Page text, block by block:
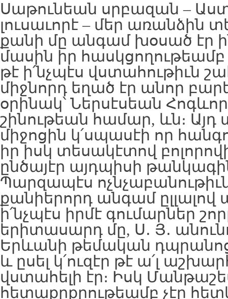
Սաթունեան սրբազան –
լուսաւորէ – մեր առանձին
քանի մը անգամ խօսած էր
մասին իր
թէ ի՛նչպէս վստահութիւն
միջնորդ եղած էր անոր
օրինակ՝ Ներսէսեան
շինութեան համար, ևն։
միջոցին կ՛սպասէի որ
իր իսկ տեսակէտով
ընծայէր այդպիսի
Պարզապէս
քանիերորդ անգամ
ի՛նչպէս իրմէ գումարներ
երիտասարդ մը, Ս․ Յ․
Երևանի թեմական
և ըսել կ՛ուզէր թէ ա՛լ
վստահելի էր։ Իսկ
հետաքրքրութեամբ չէր